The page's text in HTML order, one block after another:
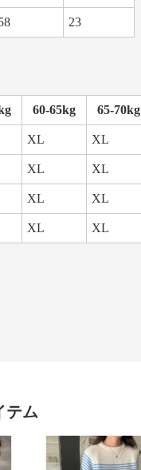
23
60-65kg 65-70kg
XL XL
XL XL
XL XL
XL XL
テム